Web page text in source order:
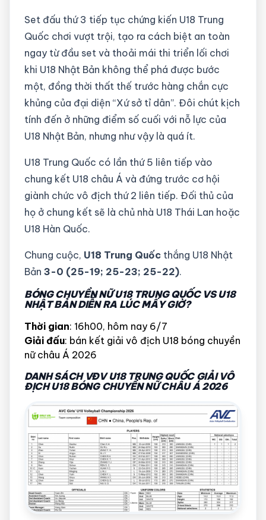
Set đấu thứ 3 tiếp tục chứng kiến U18 Trung
Quốc chơi vượt trội, tạo ra cách biệt an toàn
ngay từ đầu set và thoải mái thi triển lối chơi
khi U18 Nhật Bản không thể phá được bước
một, đồng thời thất thế trước hàng chắn cực
khủng của đại diện “Xứ sở tỉ dân”. Đôi chút kịch
tính đến ở những điểm số cuối với nỗ lực của
U18 Nhật Bản, nhưng như vậy là quá ít.
U18 Trung Quốc có lần thứ 5 liên tiếp vào
chung kết U18 châu Á và đứng trước cơ hội
giành chức vô địch thứ 2 liên tiếp. Đối thủ của
họ ở chung kết sẽ là chủ nhà U18 Thái Lan hoặc
U18 Hàn Quốc.
Chung cuộc, U18 Trung Quốc thắng U18 Nhật
Bản 3-0 (25-19; 25-23; 25-22).
BÓNG CHUYỀN NỮ U18 TRUNG QUỐC VS U18
NHẬT BẢN DIỄN RA LÚC MẤY GIỜ?
Thời gian: 16h00, hôm nay 6/7
Giải đấu: bán kết giải vô địch U18 bóng chuyền
nữ châu Á 2026
DANH SÁCH VĐV U18 TRUNG QUỐC GIẢI VÔ
ĐỊCH U18 BÓNG CHUYỀN NỮ CHÂU Á 2026